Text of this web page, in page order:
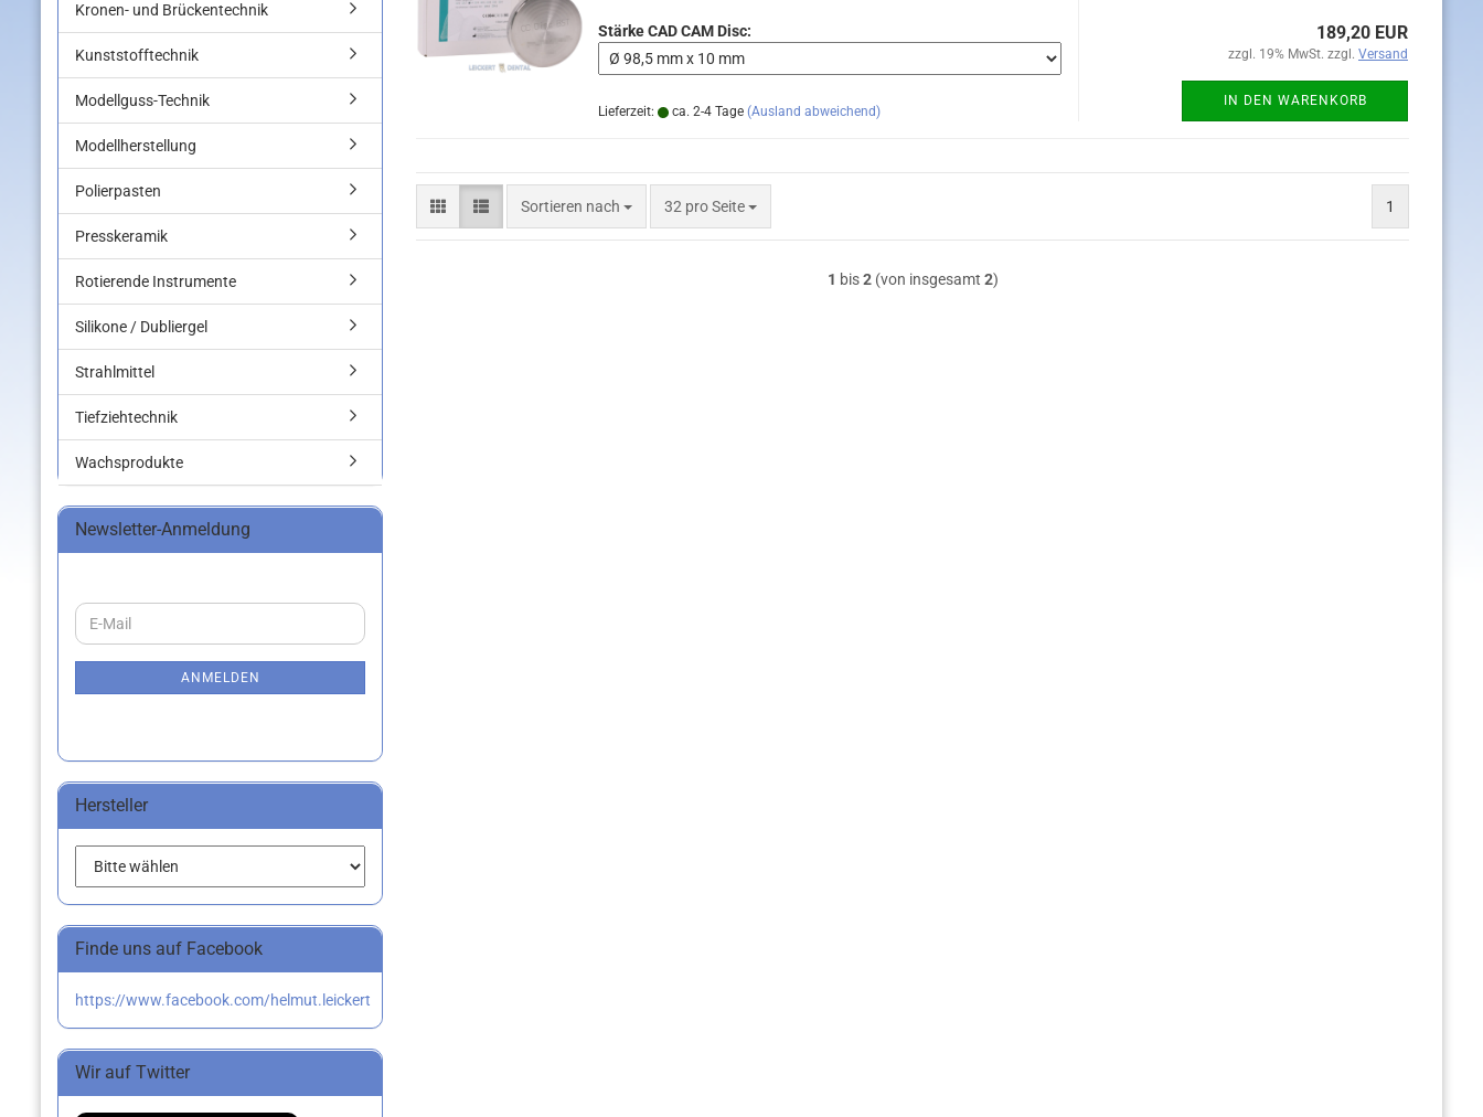
Stärke CAD CAM Disc:
Lieferzeit: ca. 2-4 Tage (Ausland abweichend)
189,20 EUR
zzgl. 19% MwSt. zzgl. Versand
IN DEN WARENKORB
Sortieren nach
Sortieren nach 32 pro Seite
pro Seite 1
1 bis2(von insgesamt 2)
Kronen- und Brückentechnik
Kunststofftechnik
Modellguss-Technik
Modellherstellung
Polierpasten
Presskeramik
Rotierende Instrumente
Silikone / Dubliergel
Strahlmittel
Tiefziehtechnik
Wachsprodukte
Newsletter-Anmeldung
WEITER
ZUR
E-
Mail
ANMELDEN
Hersteller
Finde uns auf Facebook
https://www.facebook.com/helmut.leickert
Wir auf Twitter